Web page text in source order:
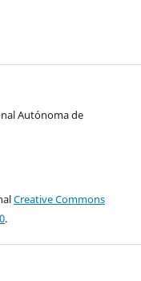
Autónoma de
Creative Commons
.